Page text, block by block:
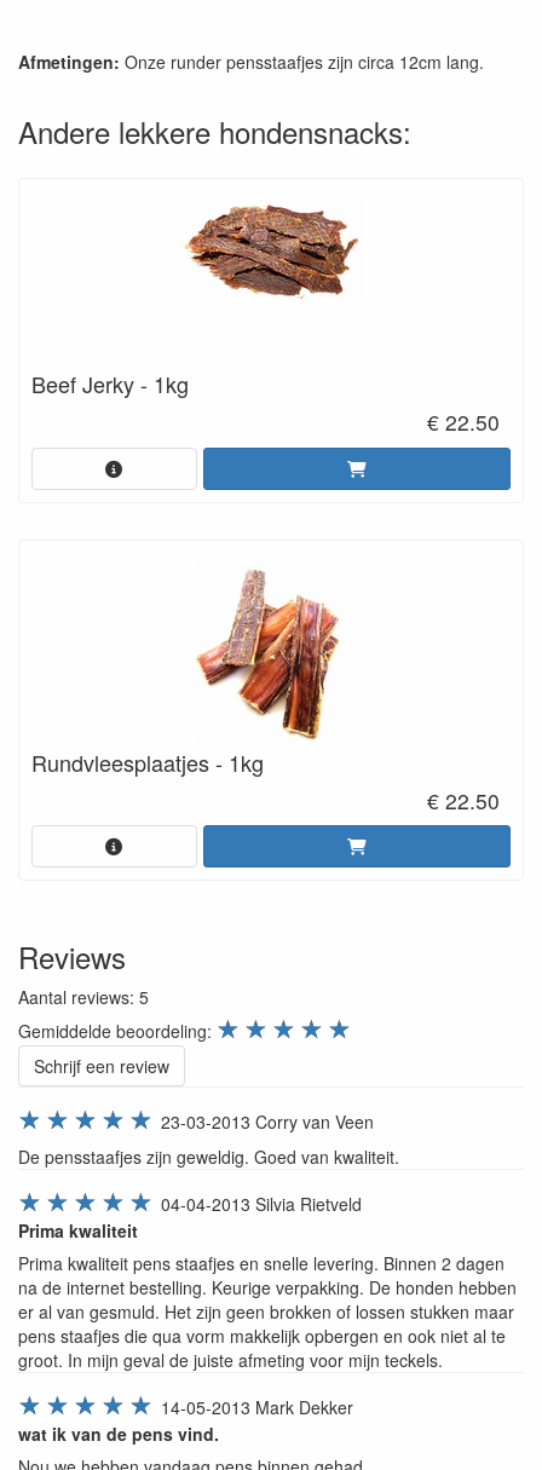
Afmetingen: Onze runder pensstaafjes zijn circa 12cm lang.
Andere lekkere hondensnacks:
Beef Jerky - 1kg
€ 22.50
Rundvleesplaatjes - 1kg
€ 22.50
Reviews
Aantal reviews: 5
Gemiddelde beoordeling: review.stars ☆
☆
☆
☆
☆
Schrijf een review
☆
☆
☆
☆
☆ 23-03-2013 Corry van Veen
De pensstaafjes zijn geweldig. Goed van kwaliteit.
☆
☆
☆
☆
☆ 04-04-2013 Silvia Rietveld
Prima kwaliteit
Prima kwaliteit pens staafjes en snelle levering. Binnen 2 dagen
na de internet bestelling. Keurige verpakking. De honden hebben
er al van gesmuld. Het zijn geen brokken of lossen stukken maar
pens staafjes die qua vorm makkelijk opbergen en ook niet al te
groot. In mijn geval de juiste afmeting voor mijn teckels.
☆
☆
☆
☆
☆ 14-05-2013 Mark Dekker
wat ik van de pens vind.